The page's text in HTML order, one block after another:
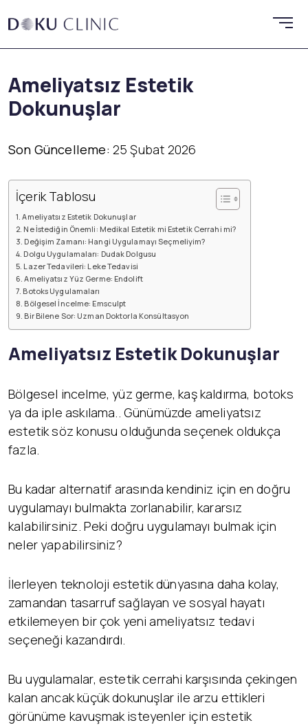
Ameliyatsız Estetik
Dokunuşlar
Son Güncelleme: 25 Şubat 2026
İçerik Tablosu
Ameliyatsız Estetik Dokunuşlar
Ne İstediğin Önemli: Medikal Estetik mi Estetik Cerrahi mi?
Değişim Zamanı: Hangi Uygulamayı Seçmeliyim?
Dolgu Uygulamaları: Dudak Dolgusu
Lazer Tedavileri: Leke Tedavisi
Ameliyatsız Yüz Germe: Endolift
Botoks Uygulamaları
Bölgesel İncelme: Emsculpt
Bir Bilene Sor: Uzman Doktorla Konsültasyon
Ameliyatsız Estetik Dokunuşlar
Bölgesel incelme, yüz germe, kaş kaldırma, botoks
ya da iple askılama.. Günümüzde ameliyatsız
estetik söz konusu olduğunda seçenek oldukça
fazla.
Bu kadar alternatif arasında kendiniz için en doğru
uygulamayı bulmakta zorlanabilir, kararsız
kalabilirsiniz. Peki doğru uygulamayı bulmak için
neler yapabilirsiniz?
İlerleyen teknoloji estetik dünyasına daha kolay,
zamandan tasarruf sağlayan ve sosyal hayatı
etkilemeyen bir çok yeni ameliyatsız tedavi
seçeneği kazandırdı.
Bu uygulamalar, estetik cerrahi karşısında çekingen
kalan ancak küçük dokunuşlar ile arzu ettikleri
görünüme kavuşmak isteyenler için estetik